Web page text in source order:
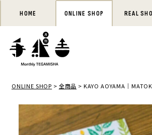
HOME ONLINE SHOP REAL
ONLINE SHOP 全商品 KAYO AOYAMA｜